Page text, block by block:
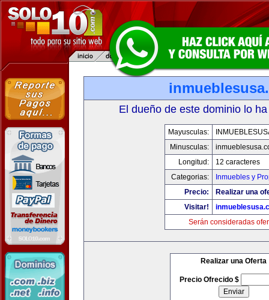
El dueño de este dominio lo
Mayusculas:
Minusculas:
Longitud:
12 caracteres
Categorias:
Inmuebles y
Precio:
Realizar una
Visitar!
Serán consideradas
Realizar una Oferta
Precio Ofrecido $